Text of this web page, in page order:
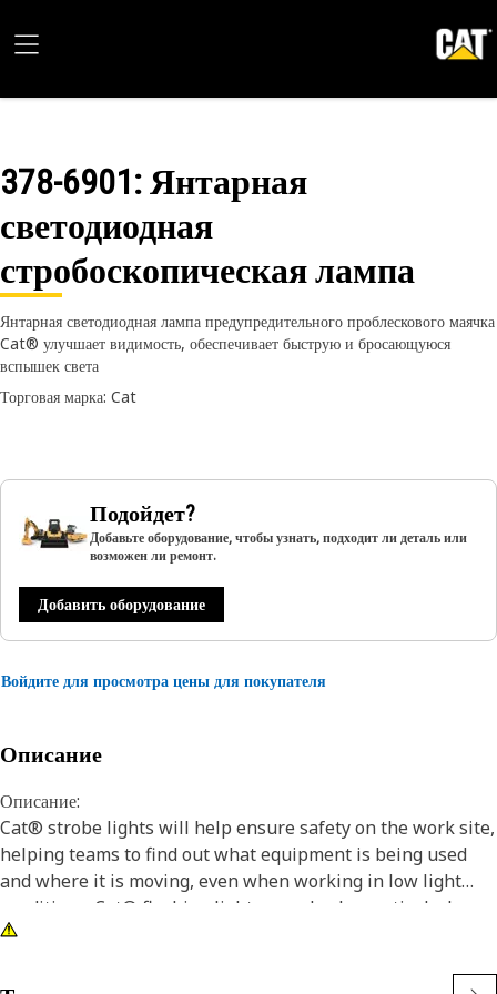
378-6901: Янтарная
светодиодная
стробоскопическая лампа
Янтарная светодиодная лампа предупредительного проблескового маячка
Cat® улучшает видимость, обеспечивает быструю и бросающуюся
вспышек света
Торговая марка: Cat
Подойдет?
Добавьте оборудование, чтобы узнать, подходит ли деталь или
возможен ли ремонт.
Добавить оборудование
Войдите для просмотра цены для покупателя
Описание
Описание:
Cat® strobe lights will help ensure safety on the work site,
helping teams to find out what equipment is being used
and where it is moving, even when working in low light
conditions. Cat® flashing lights can also be particularly
bright, which help serve as a warning indicator. These
almost any working conditions on the work site.